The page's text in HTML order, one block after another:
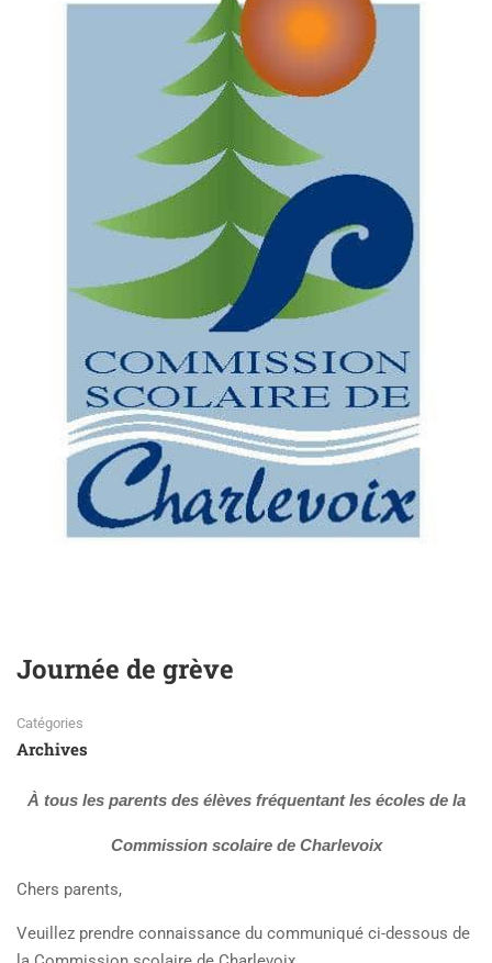
Journée de grève
Catégories
Archives
À tous les parents des élèves fréquentant les écoles de la
Commission scolaire de Charlevoix
Chers parents,
Veuillez prendre connaissance du communiqué ci-dessous de